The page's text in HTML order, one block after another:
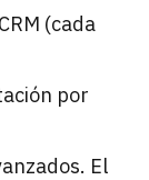
(cada
por
El